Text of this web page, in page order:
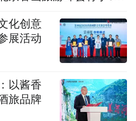
化创意
展活动
以酱香
旅品牌